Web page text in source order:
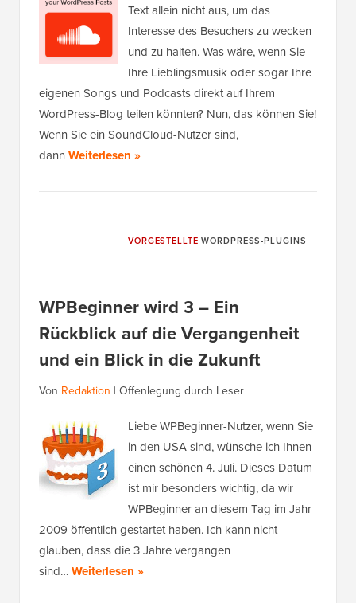
Text allein nicht aus, um das
Interesse des Besuchers zu wecken
und zu halten. Was wäre, wenn Sie
Ihre Lieblingsmusik oder sogar Ihre
eigenen Songs und Podcasts direkt auf Ihrem
WordPress-Blog teilen könnten? Nun, das können Sie!
Wenn Sie ein SoundCloud-Nutzer sind,
dann Weiterlesen »
VORGESTELLTE WORDPRESS-PLUGINS
WPBeginner wird 3 – Ein
Rückblick auf die Vergangenheit
und ein Blick in die Zukunft
Von Redaktion | Offenlegung durch Leser
Liebe WPBeginner-Nutzer, wenn Sie
in den USA sind, wünsche ich Ihnen
einen schönen 4. Juli. Dieses Datum
ist mir besonders wichtig, da wir
WPBeginner an diesem Tag im Jahr
2009 öffentlich gestartet haben. Ich kann nicht
glauben, dass die 3 Jahre vergangen
sind…Weiterlesen »